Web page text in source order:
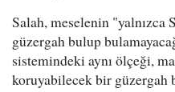
Salah, meselenin "yalnızca
güzergah bulup
sistemindeki aynı ölçeği,
koruyabilecek bir güzergah